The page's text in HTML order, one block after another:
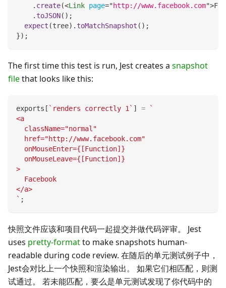
. create(<Link page="http://www.facebook.com">
. toJSON( ) ;
expect (tree) . toMatchSnapshot ( ) ;
}) ;
The first time this test is run, Jest creates a snapshot
filethat looks like this:
exports [ ` renders correctly 1 ` ] =
`
<a
  className="normal"
  href="http://www.facebook.com"
  onMouseEnter={[Function]}
  onMouseLeave={[Function]}
>
  Facebook
</a>
` ;
快照文件应该和项目代码一起提交并做代码评审。 Jest
uses pretty-formatto make snapshots human-
readable during code review. 在随后的单元测试例子中，
Jest会对比上一个快照和渲染输出。 如果它们相匹配，则测
试通过。 若未能匹配，要么是单元测试发现了你代码中的